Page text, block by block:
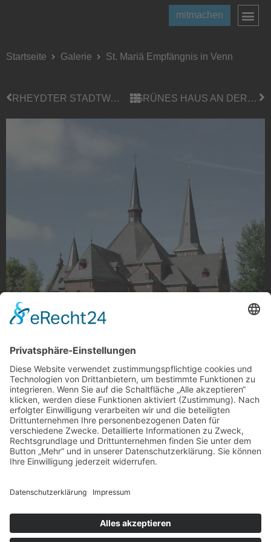
mitmachen
Startseite Galerie St. Mariä Empfängnis in Venn
RHEYDTER STADTWALD VON OBEN GRÜNES HAUS AN DER SITTARDSTRASSE
St. Mariä Empfängnis in Venn
St. Mariä Empfängnis in Venn
Foto: @stefan.peters.5 via Instagram